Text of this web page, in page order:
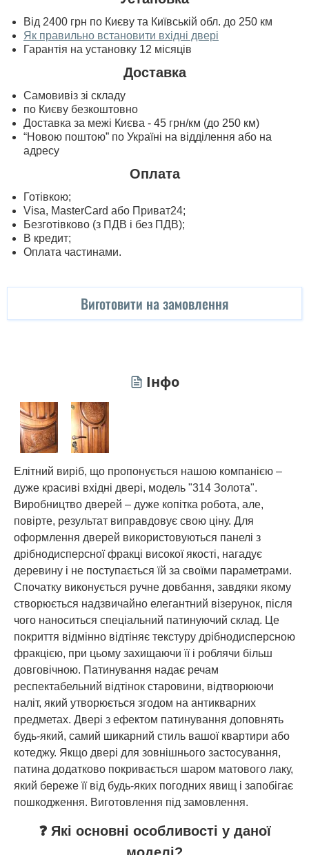
Від 2400 грн по Києву та Київській обл. до 250 км
Як правильно встановити вхідні двері
Гарантія на установку 12 місяців
Доставка
Самовивіз зі складу
по Києву безкоштовно
Доставка за межі Києва - 45 грн/км (до 250 км)
“Новою поштою” по Україні на відділення або на
адресу
Оплата
Готівкою;
Visa, MasterСard або Приват24;
Безготівково (з ПДВ і без ПДВ);
В кредит;
Оплата частинами.
Виготовити на замовлення
Інфо
Елітний виріб, що пропонується нашою компанією –
дуже красиві вхідні двері, модель "314 Золота".
Виробництво дверей – дуже копітка робота, але,
повірте, результат виправдовує свою ціну. Для
оформлення дверей використовуються панелі з
дрібнодисперсної фракці високої якості, нагадує
деревину і не поступається їй за своїми параметрами.
Спочатку виконується ручне довбання, завдяки якому
створюється надзвичайно елегантний візерунок, після
чого наноситься спеціальний патинуючий склад. Це
покриття відмінно відтіняє текстуру дрібнодисперсною
фракцією, при цьому захищаючи її і роблячи більш
довговічною. Патинування надає речам
респектабельний відтінок старовини, відтворюючи
наліт, який утворюється згодом на антикварних
предметах. Двері з ефектом патинування доповнять
будь-який, самий шикарний стиль вашої квартири або
котеджу. Якщо двері для зовнішнього застосування,
патина додатково покривається шаром матового лаку,
який береже її від будь-яких погодних явищ і запобігає
пошкодження. Виготовлення під замовлення.
❓ Які основні особливості у даної